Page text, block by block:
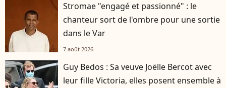
Stromae "engagé et passionné" : le
chanteur sort de l'ombre pour une sortie
dans le Var
7 août 2026
Guy Bedos : Sa veuve Joëlle Bercot avec
leur fille Victoria, elles posent ensemble à